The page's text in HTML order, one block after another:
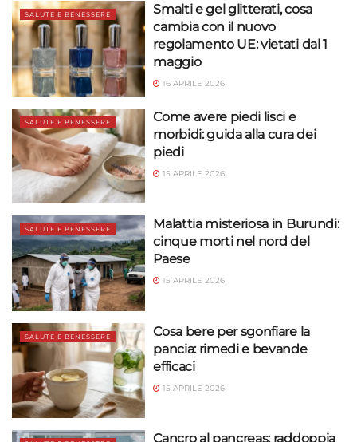
SALUTE E BENESSERE
Smalti e gel glitterati, cosa
cambia con il nuovo
regolamento UE: vietati dal 1
maggio
16 APRILE 2026
SALUTE E BENESSERE
Come avere piedi lisci e
morbidi: guida alla cura dei
piedi
15 APRILE 2026
SALUTE E BENESSERE
Malattia misteriosa in Burundi:
cinque morti nel nord del
Paese
15 APRILE 2026
SALUTE E BENESSERE
Cosa bere per sgonfiare la
pancia: rimedi e bevande
efficaci
15 APRILE 2026
Cancro al pancreas: raddoppia